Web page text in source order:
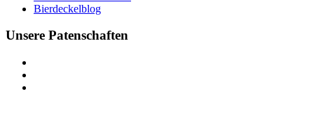
Bierdeckelblog
Unsere Patenschaften